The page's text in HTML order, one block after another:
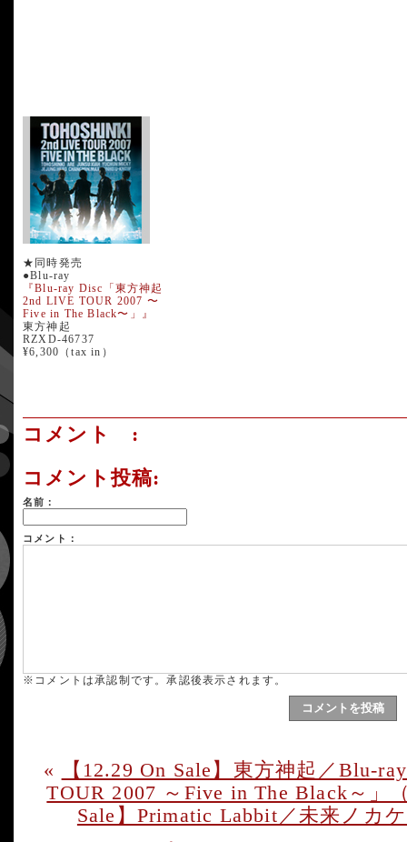
★同時発売
●Blu-ray
『Blu-ray Disc「東方神起
2nd LIVE TOUR 2007 〜
Five in The Black〜」』
東方神起
RZXD-46737
¥6,300（tax in）
コメント :
コメント投稿:
名前：
コメント：
※コメントは承認制です。承認後表示されます。
«
【12.29 On Sale】東方神起／Blu-
TOUR 2007 ～Five in The Black～」
Sale】Primatic Labbit／未来ノカ